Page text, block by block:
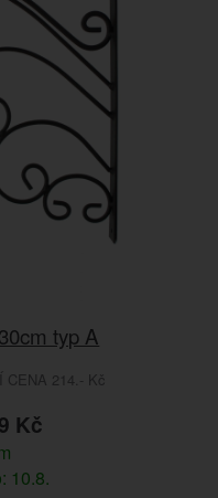
typ A
CENA 214.- Kč
Kč
10.8.